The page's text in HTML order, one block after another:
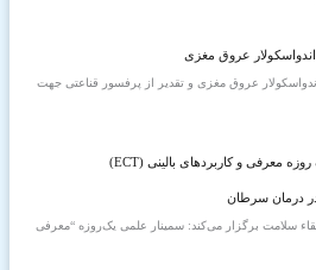
اندواسکولار عروق مغزی
اندواسکولار عروق مغزی و تقدیر از پرفسور قناعتی جهت
سمینار علمی یک‌ روزه معرفی و کاربردهای بالینی (ECT)
در درمان سرطان
سلامت برگزار می‌کند: سمینار علمی یک‌روزه “معرفی